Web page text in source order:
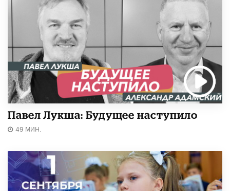
Павел Лукша: Будущее наступило
49 МИН.